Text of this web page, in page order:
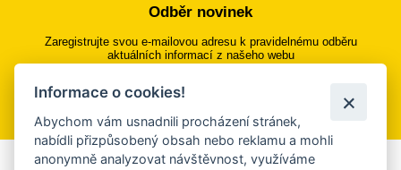
Odběr novinek
Zaregistrujte svou e-mailovou adresu k pravidelnému odběru
aktuálních informací z našeho webu
Přihlásit se k odběru
Informace o cookies!
Abychom vám usnadnili procházení stránek,
nabídli přizpůsobený obsah nebo reklamu a mohli
anonymně analyzovat návštěvnost, využíváme